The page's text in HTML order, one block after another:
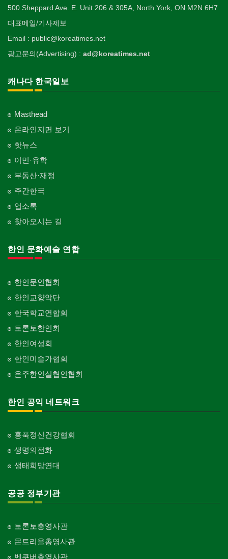
500 Sheppard Ave. E. Unit 206 & 305A, North York, ON M2N 6H7
대표메일/기사제보
Email : public@koreatimes.net
광고문의(Advertising) : ad@koreatimes.net
캐나다 한국일보
Masthead
온라인지면 보기
핫뉴스
이민·유학
부동산·재정
주간한국
업소록
찾아오시는 길
한인 문화예술 연합
한인문인협회
한인교향악단
한국학교연합회
토론토한인회
한인여성회
한인미술가협회
온주한인실협인협회
한인 공익 네트워크
홍푹정신건강협회
생명의전화
생태희망연대
공공 정부기관
토론토총영사관
몬트리올총영사관
벤쿠버총영사관